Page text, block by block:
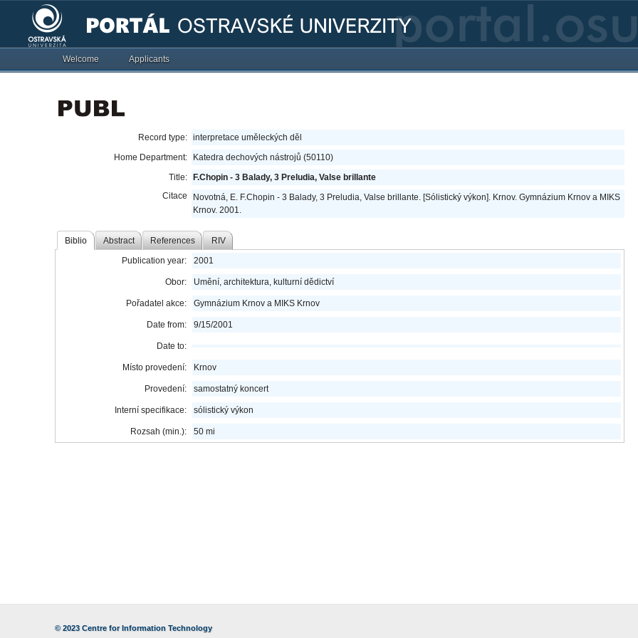
Welcome Applicants
Record type: interpretace uměleckých děl
Home Department:
Katedra dechových nástrojů (50110)
Title:
F.Chopin - 3 Balady, 3 Preludia, Valse brillante
Citace
Novotná, E. F.Chopin - 3 Balady, 3 Preludia, Valse brillante. [Sólistický výkon]. Krnov. Gymnázium Krnov a MIKS
Krnov. 2001.
Biblio Abstract References RIV
Publication year: 2001
Obor: Umění, architektura, kulturní dědictví
Pořadatel akce: Gymnázium Krnov a MIKS Krnov
Date from: 9/15/2001
Date to:
Místo provedení: Krnov
Provedení: samostatný koncert
Interní specifikace: sólistický výkon
Rozsah (min.): 50 mi
© 2023Centre for Information Technology